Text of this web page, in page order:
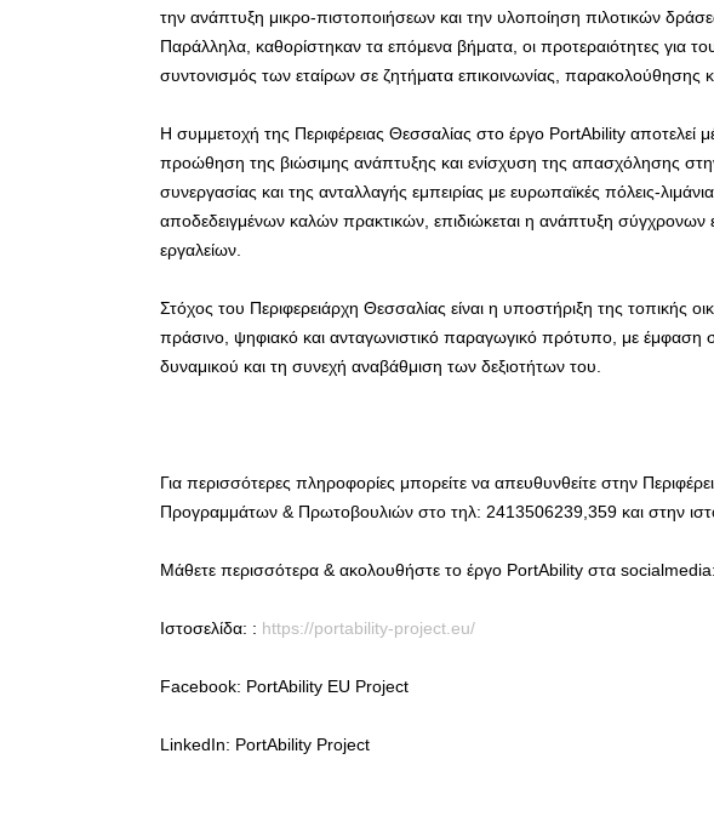
την ανάπτυξη μικρο-πιστοποιήσεων και την υλοποίηση πιλοτικών
Παράλληλα, καθορίστηκαν τα επόμενα βήματα, οι προτεραιότητες για
συντονισμός των εταίρων σε ζητήματα επικοινωνίας, παρακολούθησης
Η συμμετοχή της Περιφέρειας Θεσσαλίας στο έργο PortAbility αποτελεί
προώθηση της βιώσιμης ανάπτυξης και ενίσχυση της απασχόλησης
συνεργασίας και της ανταλλαγής εμπειρίας με ευρωπαϊκές πόλεις-
αποδεδειγμένων καλών πρακτικών, επιδιώκεται η ανάπτυξη σύγχρονων
εργαλείων.
Στόχος του Περιφερειάρχη Θεσσαλίας είναι η υποστήριξη της τοπικής
πράσινο, ψηφιακό και ανταγωνιστικό παραγωγικό πρότυπο, με
δυναμικού και τη συνεχή αναβάθμιση των δεξιοτήτων του.
Για περισσότερες πληροφορίες μπορείτε να απευθυνθείτε στην
Προγραμμάτων & Πρωτοβουλιών στο τηλ: 2413506239,359 και στην
Μάθετε περισσότερα & ακολουθήστε το έργο PortAbility στα socialmedia:
Ιστοσελίδα: : https://portability-project.eu/
Facebook: PortAbility EU Project
LinkedIn: PortAbility Project